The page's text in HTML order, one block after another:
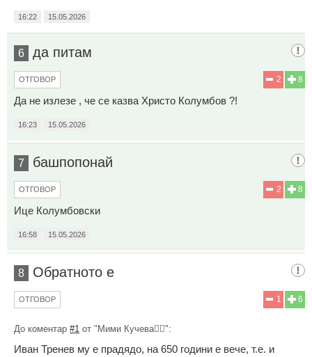
16:22 15.05.2026
6 да питам
8
2
ОТГОВОР
Да не излезе , че се казва Христо Колумбов ?!
16:23 15.05.2026
7 башпопонай
8
2
ОТГОВОР
Ице Колумбовски
16:58 15.05.2026
8 Обратното е
6
1
ОТГОВОР
До коментар #1 от "Mими Кучева🐕‍🦺":
Иван Тренев му е прадядо, на 650 години е вече, т.е. и